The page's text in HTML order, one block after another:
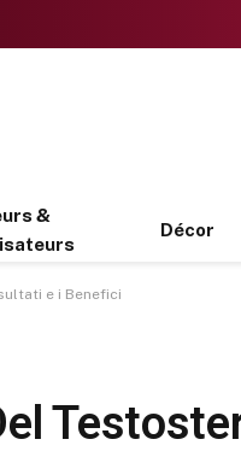
&
Décor
e i Benefici